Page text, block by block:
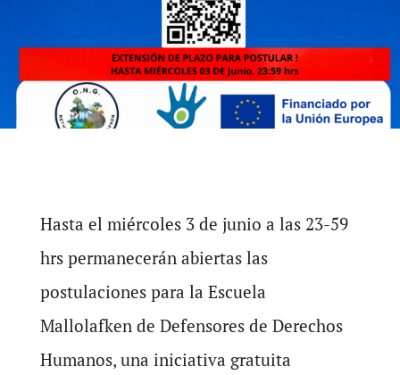
Hasta el miércoles 3 de junio a las 23-59
hrs permanecerán abiertas las
postulaciones para la Escuela
Mallolafken de Defensores de Derechos
Humanos, una iniciativa gratuita